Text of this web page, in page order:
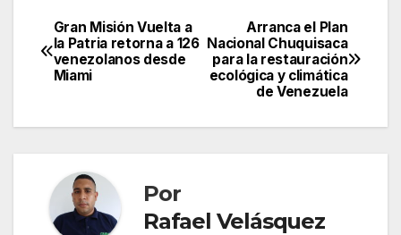
Navegación
de
Arranca el Plan
Nacional Chuquisaca
para la restauración
ecológica y climática
de Venezuela
Gran Misión Vuelta a
la Patria retorna a 126
venezolanos desde
Miami
Por
Rafael Velásquez